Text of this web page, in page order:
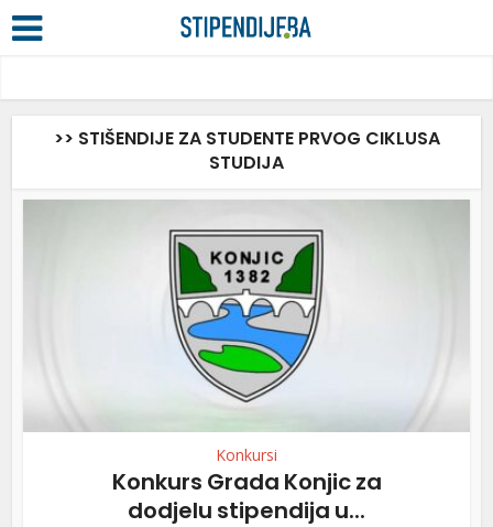
>> STIŠENDIJE ZA STUDENTE PRVOG CIKLUSA
STUDIJA
Konkursi
Konkurs Grada Konjic za
dodjelu stipendija u...